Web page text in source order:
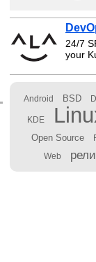
24/7
your
Android BSD
KDE
Open Source
Web